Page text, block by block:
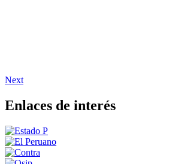
Next
Enlaces de interés